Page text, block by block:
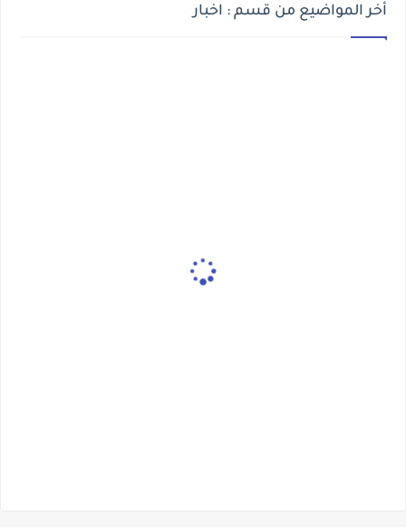
أخر المواضيع من قسم : اخبار